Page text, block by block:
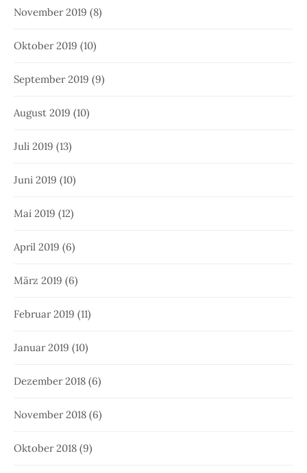
November 2019 (8)
Oktober 2019 (10)
September 2019 (9)
August 2019 (10)
Juli 2019 (13)
Juni 2019 (10)
Mai 2019 (12)
April 2019 (6)
März 2019 (6)
Februar 2019 (11)
Januar 2019 (10)
Dezember 2018 (6)
November 2018 (6)
Oktober 2018 (9)